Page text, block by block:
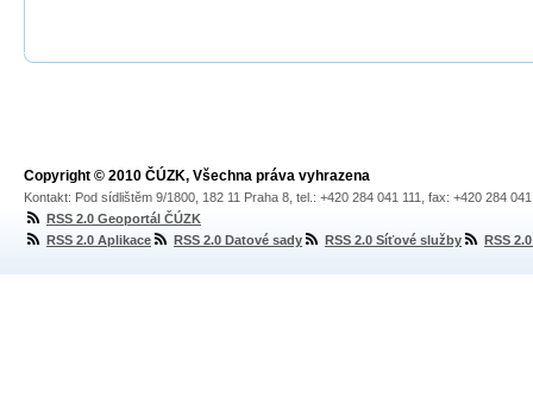
Copyright © 2010 ČÚZK, Všechna práva vyhrazena
Kontakt: Pod sídlištěm 9/1800, 182 11 Praha 8, tel.: +420 284 041 111, fax: +420 284
RSS 2.0 Geoportál ČÚZK
RSS 2.0 Aplikace
RSS 2.0 Datové sady RSS 2.0 Síťové služby RSS